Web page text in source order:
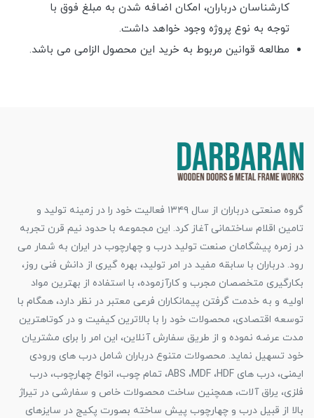
کارشناسان درباران، امکان اضافه شدن به مبلغ فوق با
توجه به نوع پروژه وجود خواهد داشت.
مطالعه قوانین مربوط به خرید این محصول الزامی می باشد.
گروه صنعتی درباران از سال ۱۳۴۹ فعالیت خود را در زمینه تولید و
تامین اقلام ساختمانی آغاز کرد. این مجموعه با حدود نیم قرن تجربه
در زمره پیشگامان صنعت تولید درب و چهارچوب در ایران به شمار می
رود. درباران با سابقه مفید در امر تولید، بهره گیری از دانش فنی روز،
بکارگیری متخصصان مجرب و کارآزموده، با استفاده از بهترین مواد
اولیه و به خدمت گرفتن پیمانکاران فرعی معتبر در نظر دارد، همگام با
توسعه اقتصادی، محصولات خود را با بالاترین کیفیت و در کوتاهترین
مدت عرضه نموده و از طریق سفارش آنلاین، این امر را برای مشتریان
خود تسهیل نماید. محصولات متنوع درباران شامل درب های ورودی
ایمنی، درب های ABS ،MDF ،HDF، تمام چوب، انواع چهارچوب، درب
فلزی، یراق آلات، همچنین ساخت محصولات خاص و سفارشی در تیراژ
بالا از قبیل درب و چهارچوب پیش ساخته بصورت پکیج در سایزهای